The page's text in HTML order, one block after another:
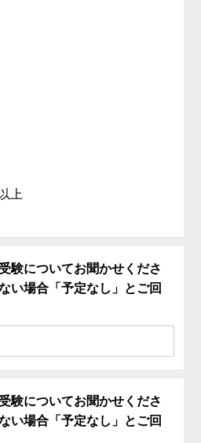
上
験についてお聞かせくださ
い場合「予定なし」とご回
験についてお聞かせくださ
い場合「予定なし」とご回